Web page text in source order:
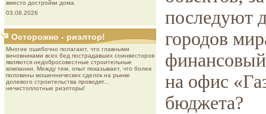
вместо достройки дома
03.08.2026
Осторожно - риэлтор!
Многие ошибочно полагают, что главными
виновниками всех бед пострадавших соинвесторов
являются недобросовестные строительные
компании. Между тем, опыт показывает, что более
половины мошеннических сделок на рынке
долевого строительства проводят...
нечистоплотные риэлторы!
последуют
городов
на офис
бюджета?